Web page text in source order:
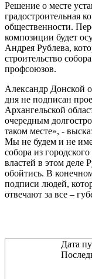
Решение о месте
градостроительная
общественности.
композиции будет
Андрея Рублева,
строительство
профсоюзов.
Александр Донской
дня не подписан
Архангельской
очередным
таком месте», -
Мы не будем и не
собора из
властей в этом деле
обойтись. В
подписи людей,
отвечают за все –
Дата